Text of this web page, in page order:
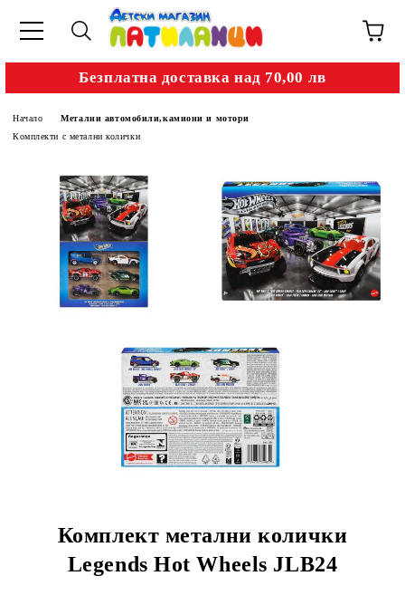
Безплатна доставка над 70,00 лв
Начало
Метални автомобили,камиони и мотори
Комплекти с метални колички
Комплект метални колички
Legends Hot Wheels JLB24